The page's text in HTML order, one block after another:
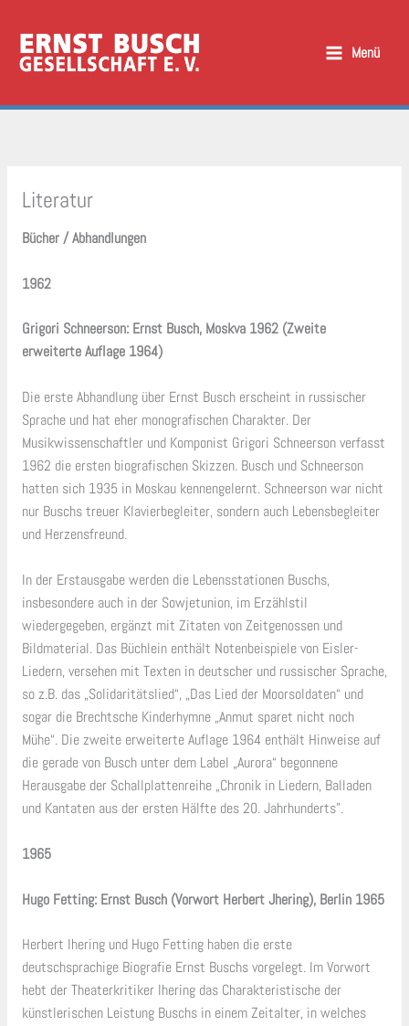
Inhalt
springen
Menü
Literatur
Bücher / Abhandlungen
1962
Grigori Schneerson: Ernst Busch, Moskva 1962 (Zweite
erweiterte Auflage 1964)
Die erste Abhandlung über Ernst Busch erscheint in russischer
Sprache und hat eher monografischen Charakter. Der
Musikwissenschaftler und Komponist Grigori Schneerson verfasst
1962 die ersten biografischen Skizzen. Busch und Schneerson
hatten sich 1935 in Moskau kennengelernt. Schneerson war nicht
nur Buschs treuer Klavierbegleiter, sondern auch Lebensbegleiter
und Herzensfreund.
In der Erstausgabe werden die Lebensstationen Buschs,
insbesondere auch in der Sowjetunion, im Erzählstil
wiedergegeben, ergänzt mit Zitaten von Zeitgenossen und
Bildmaterial. Das Büchlein enthält Notenbeispiele von Eisler-
Liedern, versehen mit Texten in deutscher und russischer Sprache,
so z.B. das „Solidaritätslied“, „Das Lied der Moorsoldaten“ und
sogar die Brechtsche Kinderhymne „Anmut sparet nicht noch
Mühe“. Die zweite erweiterte Auflage 1964 enthält Hinweise auf
die gerade von Busch unter dem Label „Aurora“ begonnene
Herausgabe der Schallplattenreihe „Chronik in Liedern, Balladen
und Kantaten aus der ersten Hälfte des 20. Jahrhunderts”.
1965
Hugo Fetting: Ernst Busch (Vorwort Herbert Jhering), Berlin 1965
Herbert Ihering und Hugo Fetting haben die erste
deutschsprachige Biografie Ernst Buschs vorgelegt. Im Vorwort
hebt der Theaterkritiker Ihering das Charakteristische der
künstlerischen Leistung Buschs in einem Zeitalter, in welches